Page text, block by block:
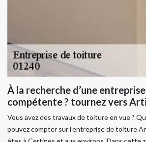
À la recherche d’une
compétente ? tournez vers
Vous avez des travaux de toiture en vue ?
pouvez compter sur l’entreprise de toiture